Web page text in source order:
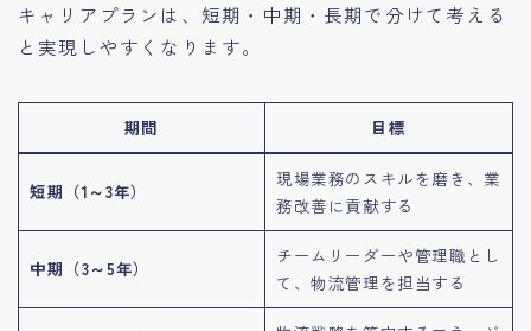
キャリアプランは、短期・中期・長期で分けて考える
と実現しやすくなります。
期間 目標
短期（1～3年）
現場業務のスキルを磨き、業
務改善に貢献する
中期（3～5年）
チームリーダーや管理職とし
て、物流管理を担当する